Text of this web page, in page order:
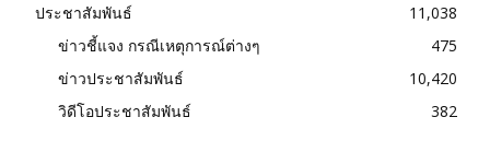
ประชาสัมพันธ์
11,038
ข่าวชี้แจง กรณีเหตุการณ์ต่างๆ
475
ข่าวประชาสัมพันธ์
10,420
วิดีโอประชาสัมพันธ์
382